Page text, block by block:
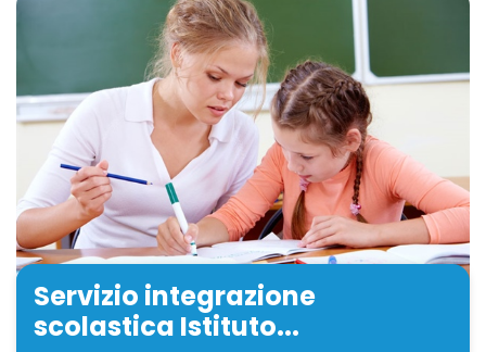
Servizio integrazione
scolastica Istituto...